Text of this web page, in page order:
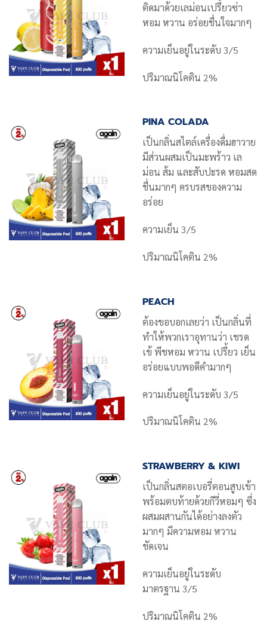
ติดมาด้วยเลม่อนเปรี้ยวซ่า
หอม หวาน อร่อยชื่นใจมากๆ
ความเย็นอยู่ในระดับ 3/5
ปริมาณนิโคติน 2%
PINA COLADA
เป็นกลิ่นสไตล์เครื่องดื่มฮาวาย
มีส่วนผสมเป็นมะพร้าว เล
ม่อน ส้ม และสับปะรด หอมสด
ชื่นมากๆ ครบรสของความ
อร่อย
ความเย็น 3/5
ปริมาณนิโคติน 2%
PEACH
ต้องขอบอกเลยว่า เป็นกลิ่นที่
ทำให้พวกเราอุทานว่า เชรด
เข้ พีชหอม หวาน เปรี้ยว เย็น
อร่อยแบบพอดีคำมากๆ
ความเย็นอยู่ในระดับ 3/5
ปริมาณนิโคติน 2%
STRAWBERRY & KIWI
เป็นกลิ่นสตอเบอรี่ตอนสูบเข้า
พร้อมตบท้ายด้วยกีวี่หอมๆ ซึ่ง
ผสมผสานกันได้อย่างลงตัว
มากๆ มีความหอม หวาน
ชัดเจน
ความเย็นอยู่ในระดับ
มาตรฐาน 3/5
ปริมาณนิโคติน 2%